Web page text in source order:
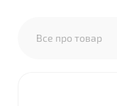
Все про товар